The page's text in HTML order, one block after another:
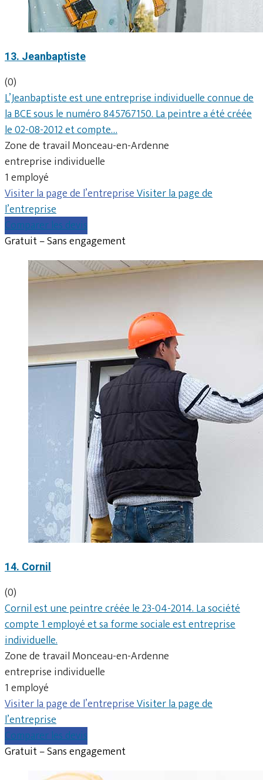
13. Jeanbaptiste
(0)
L’Jeanbaptiste est une entreprise individuelle connue de
la BCE sous le numéro 845767150. La peintre a été créée
le 02-08-2012 et compte…
Zone de travail Monceau-en-Ardenne
entreprise individuelle
1 employé
Visiter la page de l’entrepriseVisiter la page de
l’entreprise
Comparer les devis
Gratuit – Sans engagement
14. Cornil
(0)
Cornil est une peintre créée le 23-04-2014. La société
compte 1 employé et sa forme sociale est entreprise
individuelle.
Zone de travail Monceau-en-Ardenne
entreprise individuelle
1 employé
Visiter la page de l’entrepriseVisiter la page de
l’entreprise
Comparer les devis
Gratuit – Sans engagement